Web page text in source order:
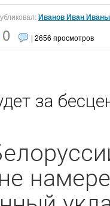
Иванов Иван
0 | 2656 просмотров
за